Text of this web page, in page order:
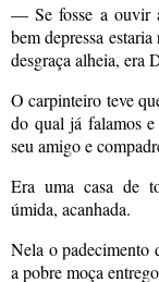
— Se fosse a ouvir
bem depressa
desgraça alheia, era
O carpinteiro teve
do qual já falamos
seu amigo e
Era uma casa de
úmida, acanhada.
Nela o padecimento
a pobre moça